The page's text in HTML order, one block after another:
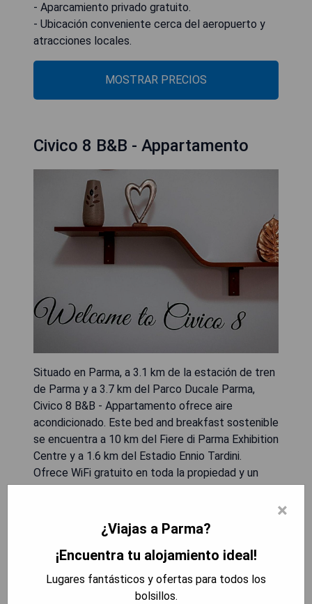
- Aparcamiento privado gratuito.
- Ubicación conveniente cerca del aeropuerto y
atracciones locales.
MOSTRAR PRECIOS
Civico 8 B&B - Appartamento
Situado en Parma, a 3.1 km de la estación de tren
de Parma y a 3.7 km del Parco Ducale Parma,
Civico 8 B&B - Appartamento ofrece aire
acondicionado. Este bed and breakfast sostenible
se encuentra a 10 km del Fiere di Parma Exhibition
Centre y a 1.6 km del Estadio Ennio Tardini.
Ofrece WiFi gratuito en toda la propiedad y un
jacuzzi, siendo un lugar no fumador.
- Ubicación conveniente cerca de atracciones
- Aire acondicionado para mayor comodidad.
- Jacuzzi disponible para relajación.
- WiFi gratuito en todo el establecimiento.
×
¿Viajas a Parma?
¡Encuentra tu alojamiento ideal!
Lugares fantásticos y ofertas para todos los
bolsillos.